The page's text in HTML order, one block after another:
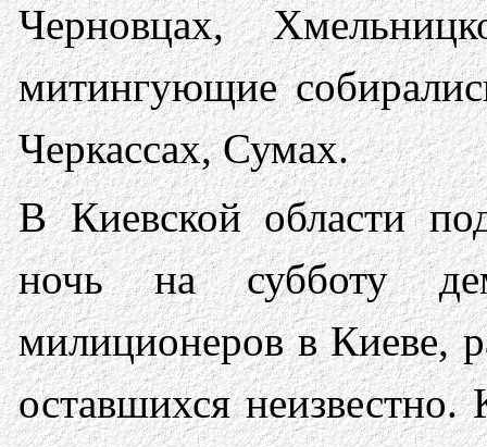
Черновцах,
митингующие
Черкассах, Сумах.
В Киевской области
ночь на субботу
милиционеров в Киеве,
оставшихся